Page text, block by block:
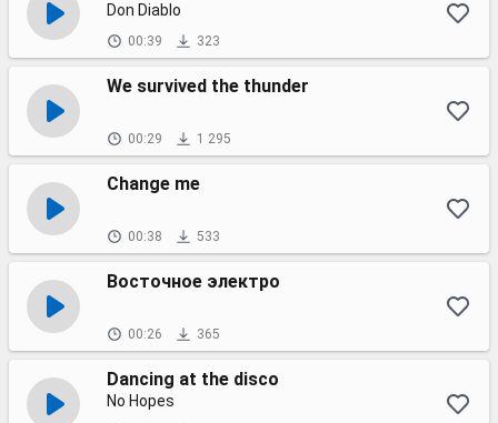
Don Diablo
00:39 323
We survived the thunder
00:29 1 295
Change me
00:38 533
Восточное электро
00:26 365
Dancing at the disco
No Hopes